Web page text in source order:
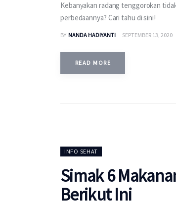
Kebanyakan radang tenggorokan
perbedaannya? Cari tahu di sini!
BY NANDA HADIYANTI SEPTEMBER 13, 2020
READ MORE
INFO SEHAT
Simak 6
Berikut Ini